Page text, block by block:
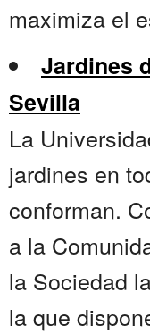
maximiza el
Jardines
Sevilla
La
jardines en
conforman.
a la
la Sociedad
la que